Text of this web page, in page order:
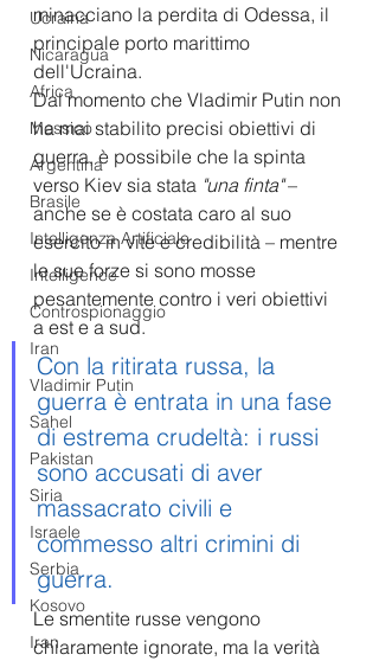
Ucraina
Nicaragua
Africa
Messico
Argentina
Brasile
Intelligenza Artificiale
Intelligence
Controspionaggio
Iran
Vladimir Putin
Sahel
Pakistan
Siria
Israele
Serbia
Kosovo
Iran
minacciano la perdita di Odessa, il
principale porto marittimo
dell'Ucraina.
Dal momento che Vladimir Putin non
ha mai stabilito precisi obiettivi di
guerra, è possibile che la spinta
verso Kiev sia stata "una finta" –
anche se è costata caro al suo
esercito in vite e credibilità – mentre
le sue forze si sono mosse
pesantemente contro i veri obiettivi
a est e a sud.
Con la ritirata russa, la
guerra è entrata in una fase
di estrema crudeltà: i russi
sono accusati di aver
massacrato civili e
commesso altri crimini di
guerra.
Le smentite russe vengono
chiaramente ignorate, ma la verità